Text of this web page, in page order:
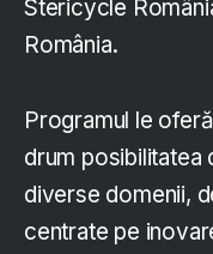
Stericycle
România.
Programul le
drum posibilitatea
diverse domenii,
centrate pe